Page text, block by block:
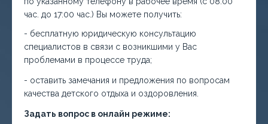
час. до 17:00 час.) Вы можете получить:
- бесплатную юридическую консультацию
специалистов в связи с возникшими у Вас
проблемами в процессе труда;
- оставить замечания и предложения по вопросам
качества детского отдыха и оздоровления.
Задать вопрос в онлайн режиме: